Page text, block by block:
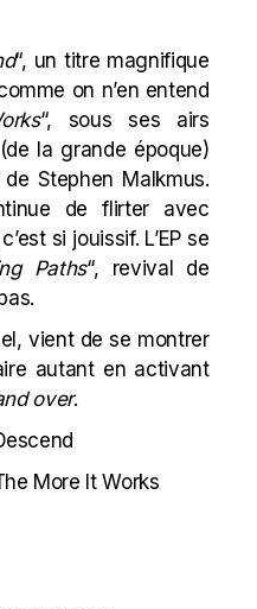
“, un titre magnifique
on n’en entend
“, sous ses airs
la grande époque)
de Stephen Malkmus.
de flirter avec
si jouissif. L’EP se
Paths“, revival de
vient de se montrer
autant en activant
over.
More It Works